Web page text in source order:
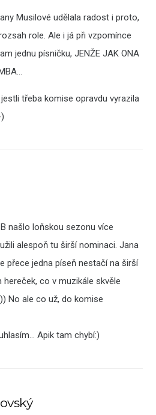
Musilové udělala radost i proto,
role. Ale i já při vzpomínce
jednu písničku, JENŽE JAK ONA
třeba komise opravdu vyrazila
našlo loňskou sezonu více
alespoň tu širší nominaci. Jana
přece jedna píseň nestačí na širší
co v muzikále skvěle
No ale co už, do komise
Apik tam chybí:)